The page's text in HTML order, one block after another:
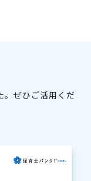
。ぜひご活用くだ